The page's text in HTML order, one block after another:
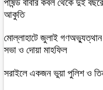
পাষন্ড বাবার কবল থেকে দুই
আকুতি
মোল্লাহাটে জুলাই
সভা ও দোয়া মাহফিল
সরাইলে একজন ভুয়া পুলিশ ও